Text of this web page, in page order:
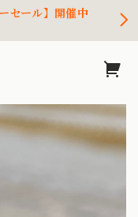
セール】開催中